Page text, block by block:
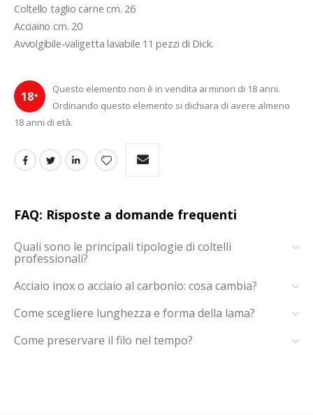
Coltello taglio carne cm. 26
Acciaino cm. 20
Avvolgibile-valigetta lavabile 11 pezzi di Dick.
18+
Questo elemento non è in vendita ai minori di 18 anni.
Ordinando questo elemento si dichiara di avere almeno
18 anni di età.
FAQ: Risposte a domande frequenti
Quali sono le principali tipologie di coltelli
professionali?
Acciaio inox o acciaio al carbonio: cosa cambia?
Come scegliere lunghezza e forma della lama?
Come preservare il filo nel tempo?